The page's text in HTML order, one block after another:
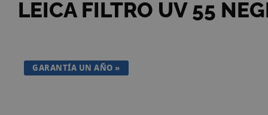
LEICA FILTRO UV 55
final
de
GARANTÍA UN AÑO